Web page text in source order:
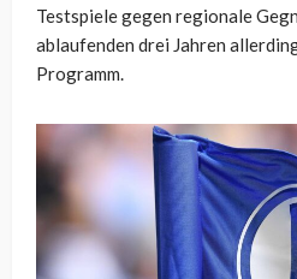
Testspiele gegen regionale
ablaufenden drei Jahren
Programm.